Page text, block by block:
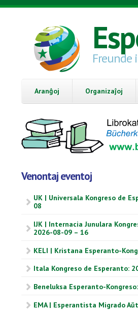
Skip to main content
Freunde
Aranĝoj Organizaĵoj
Venontaj eventoj
UK | Universala Kongreso de
08
IJK | Internacia Junulara
2026-08-09 – 16
KELI | Kristana Esperanto-
Itala Kongreso de Esperanto:
Beneluksa Esperanto-
EMA | Esperantista Migrado